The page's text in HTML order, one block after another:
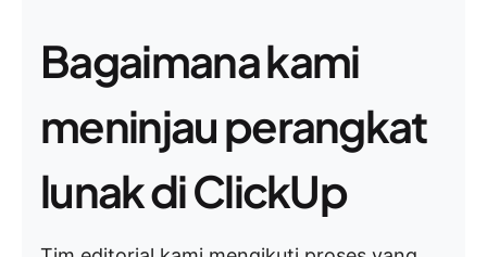
Bagaimana kami
meninjau perangkat
lunak di ClickUp